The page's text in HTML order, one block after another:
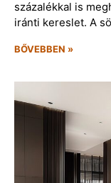
százalékkal is
iránti kereslet. A
BŐVEBBEN »